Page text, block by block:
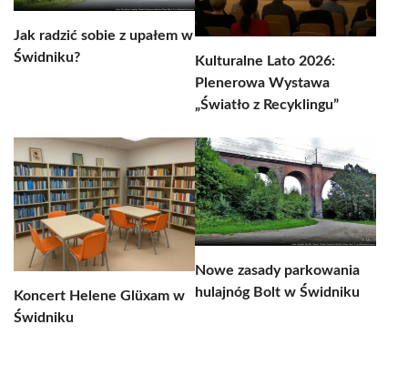
Jak radzić sobie z upałem w
Świdniku?
Kulturalne Lato 2026:
Plenerowa Wystawa
„Światło z Recyklingu”
Koncert Helene Glüxam w
Świdniku
Nowe zasady parkowania
hulajnóg Bolt w Świdniku